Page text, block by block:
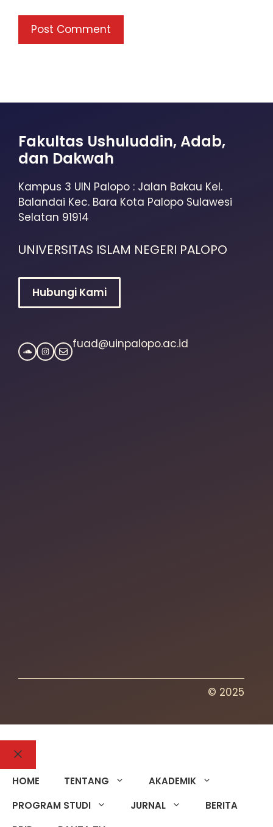
Fakultas Ushuluddin, Adab,
dan Dakwah
Kampus 3 UIN Palopo : Jalan Bakau Kel.
Balandai Kec. Bara Kota Palopo Sulawesi
Selatan 91914
UNIVERSITAS ISLAM NEGERI PALOPO
Hubungi Kami
fuad@uinpalopo.ac.id
© 2025
HOME TENTANG
AKADEMIK
PROGRAM STUDI
JURNAL
BERITA